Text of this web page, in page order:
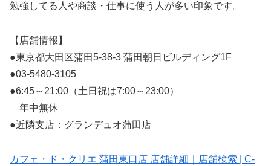
勉強してる人や商談・仕事に使う人が多い印象です。
【店舗情報】
●東京都大田区蒲田5-38-3 蒲田朝日ビルディング1F
●03-5480-3105
●6:45～21:00（土日祝は7:00～23:00）
年中無休
●近隣支店：グランデュオ蒲田店
カフェ・ド・クリエ 蒲田東口店 店舗詳細｜店舗検索 | C-